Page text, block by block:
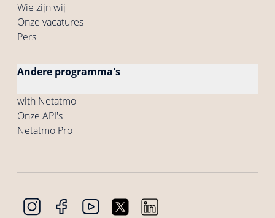
Wie zijn wij
Onze vacatures
Pers
Andere programma's
with Netatmo
Onze API's
Netatmo Pro